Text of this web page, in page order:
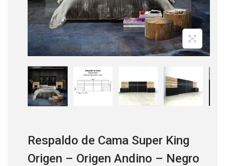
a
c
i
ó
i
d
o
Respaldo de Cama Super King
Origen – Origen Andino – Negro